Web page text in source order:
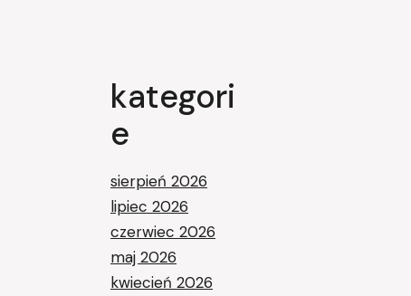
kategori
e
sierpień 2026
lipiec 2026
czerwiec 2026
maj 2026
kwiecień 2026